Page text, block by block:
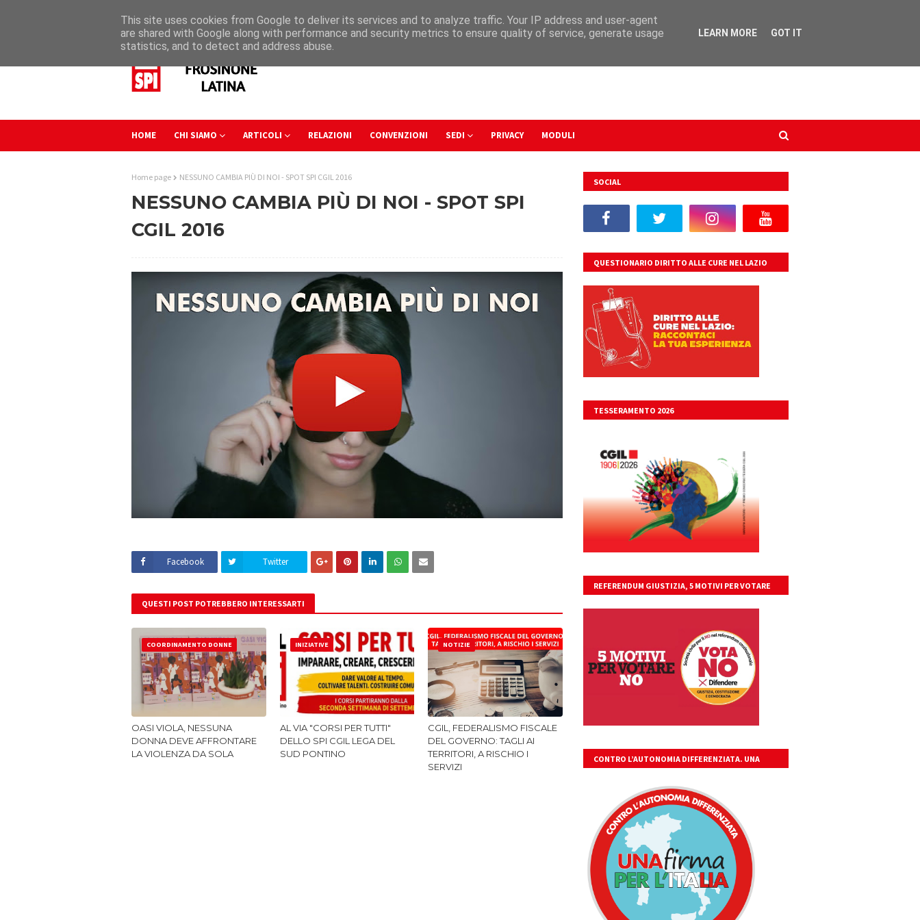
HOME CHI SIAMO ARTICOLI RELAZIONI CONVENZIONI SEDI PRIVACY MODULI
Home page NESSUNO CAMBIA PIÙ DI NOI - SPOT SPI CGIL 2016
NESSUNO CAMBIA PIÙ DI NOI - SPOT SPI
CGIL 2016
Facebook Twitter
QUESTI POST POTREBBERO INTERESSARTI
COORDINAMENTO DONNE
OASI VIOLA, NESSUNA
DONNA DEVE AFFRONTARE
LA VIOLENZA DA SOLA
INIZIATIVE
AL VIA "CORSI PER TUTTI"
DELLO SPI CGIL LEGA DEL
SUD PONTINO
NOTIZIE
CGIL, FEDERALISMO FISCALE
DEL GOVERNO: TAGLI AI
TERRITORI, A RISCHIO I
SERVIZI
SOCIAL
QUESTIONARIO DIRITTO ALLE CURE NEL LAZIO
TESSERAMENTO 2026
REFERENDUM GIUSTIZIA, 5 MOTIVI PER VOTARE
NO
CONTRO L’AUTONOMIA DIFFERENZIATA. UNA
This site uses cookies from Google to deliver its services and to analyze traffic. Your IP address and user-agent
are shared with Google along with performance and security metrics to ensure quality of service, generate usage
statistics, and to detect and address abuse.
LEARN MORE GOT IT